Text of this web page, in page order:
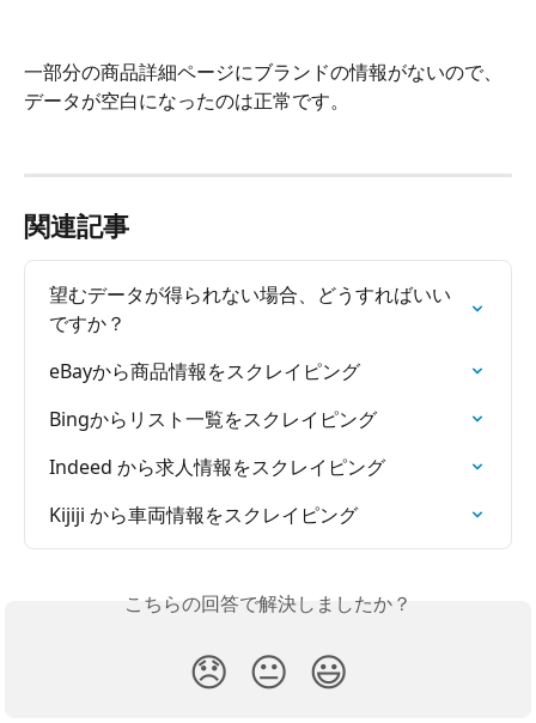
一部分の商品詳細ページにブランドの情報がないので、
データが空白になったのは正常です。
関連記事
望むデータが得られない場合、どうすればいい
ですか？
eBayから商品情報をスクレイピング
Bingからリスト一覧をスクレイピング
Indeed から求人情報をスクレイピング
Kijiji から車両情報をスクレイピング
こちらの回答で解決しましたか？
😞 😐 😃